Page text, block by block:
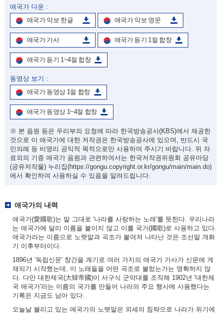
애국가 다운 :
애국가 악보 한글
애국가 악보 영문
애국가 가사 애국가 듣기 1절 합창
애국가 듣기 1~4절 합창
동영상 보기 :
애국가 동영상 1절 합창
애국가 동영상 1~4절 합창
※ 본 음원 등은 우리부의 요청에 따라 한국방송공사(KBS)에서 제공한
것으로 이 애국가에 대한 저작권은 한국방송공사에 있으며, 반드시 국
민의례 등 비영리 공익적 목적으로만 사용하여 주시기 바랍니다. 위 자
료외의 기증 애국가 음원과 관련하여서는 한국저작권위원회 공유마당
(공유저작물) 누리집(https://gongu.copyright.or.kr/gongu/main/main.do)
에서 확인하여 사용하실 수 있음을 알려드립니다.
애국가의 내력
애국가(愛國歌)는 말 그대로 '나라를 사랑하는 노래'를 뜻한다. 우리나라
는 애국가에 달리 이름을 붙이지 않고 이를 국가(國歌)로 사용하고 있다.
애국가라는 이름으로 노랫말과 곡조가 붙여져 나타난 것은 조선말 개화
기 이후부터이다.
1896년 '독립신문' 창간을 계기로 여러 가지의 애국가 가사가 신문에 게
재되기 시작했는데, 이 노래들을 어떤 곡조로 불렀는가는 명확하지 않
다. 다만 대한제국(大韓帝國)이 서구식 군악대를 조직해 1902년 '대한제
국 애국가'라는 이름의 국가를 만들어 나라의 주요 행사에 사용했다는
기록은 지금도 남아 있다.
오늘날 불리고 있는 애국가의 노랫말은 외세의 침략으로 나라가 위기에